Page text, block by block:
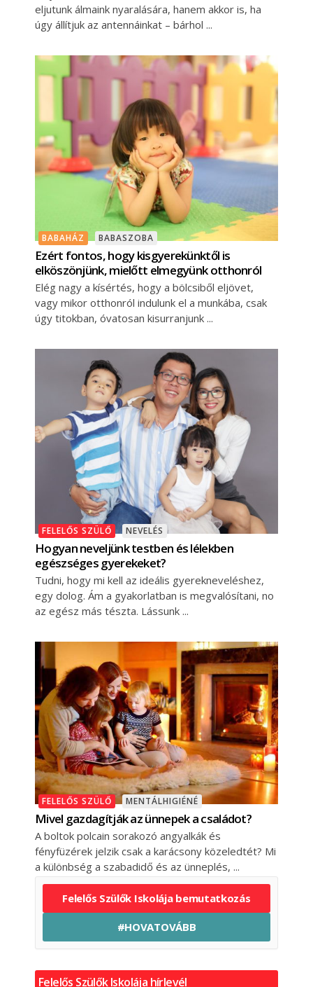
eljutunk álmaink nyaralására, hanem akkor is, ha
úgy állítjuk az antennáinkat – bárhol
BABAHÁZ BABASZOBA
Ezért fontos, hogy kisgyerekünktől is
elköszönjünk, mielőtt elmegyünk otthonról
Elég nagy a kísértés, hogy a bölcsiből eljövet,
vagy mikor otthonról indulunk el a munkába, csak
úgy titokban, óvatosan kisurranjunk
FELELŐS SZÜLŐ NEVELÉS
Hogyan neveljünk testben és lélekben
egészséges gyerekeket?
Tudni, hogy mi kell az ideális gyerekneveléshez,
egy dolog. Ám a gyakorlatban is megvalósítani, no
az egész más tészta. Lássunk
FELELŐS SZÜLŐ MENTÁLHIGIÉNÉ
Mivel gazdagítják az ünnepek a családot?
A boltok polcain sorakozó angyalkák és
fényfüzérek jelzik csak a karácsony közeledtét? Mi
a különbség a szabadidő és az ünneplés,
Felelős Szülők Iskolája bemutatkozás
#HOVATOVÁBB
Felelős Szülők Iskolája hírlevél